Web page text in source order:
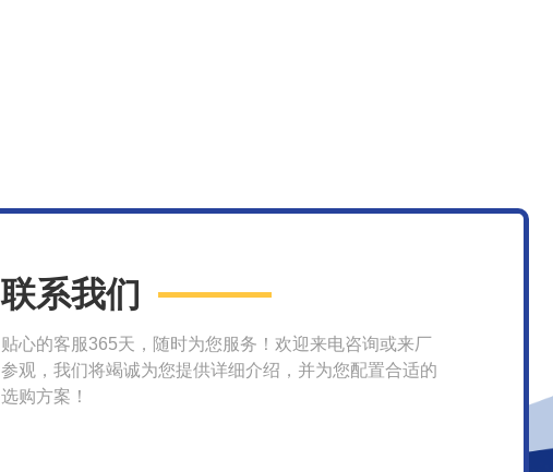
联系我们
贴心的客服365天，随时为您服务！欢迎来电咨询或来厂
参观，我们将竭诚为您提供详细介绍，并为您配置合适的
选购方案！